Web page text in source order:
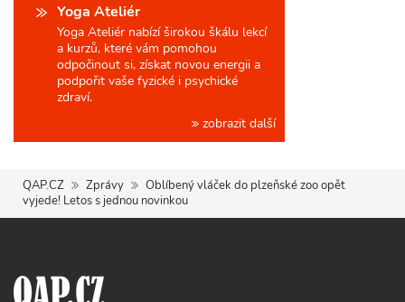
Yoga Ateliér
Yoga Ateliér nabízí širokou škálu lekcí
a kurzů, které vám pomohou
odpočinout si, získat novou energii a
podpořit vaše fyzické i psychické
zdraví.
zobrazit další
QAP.CZ Zprávy
Oblíbený vláček do plzeňské zoo opět
vyjede! Letos s jednou novinkou